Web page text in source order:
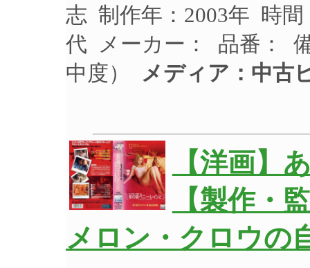
志 制作年：2003年 時
代 メーカー： 品番：
中度） メディア：中古
【洋画
【製作・
メロン・クロウの